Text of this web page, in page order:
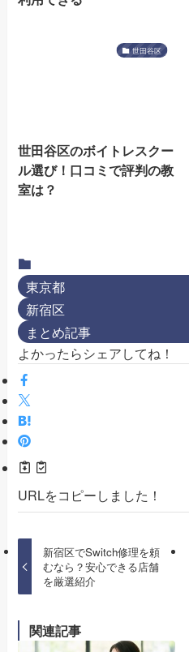
世田谷区
世田谷区のボイトレスクー
ル選び！口コミで評判の教
室は？
東京都
新宿区
まとめ記事
よかったらシェアしてね！
URLをコピーしました！
新宿区でSwitch修理を頼
むなら？安心できる店舗
を厳選紹介
関連記事